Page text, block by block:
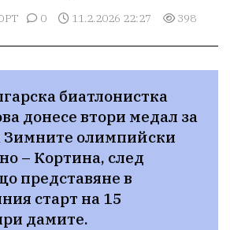
0 11.2.2026 22:27 398
биатлонистка
донесе втори медал за
Зимните олимпийски
– Кортина, след
представяне в
старт на 15
дамите.